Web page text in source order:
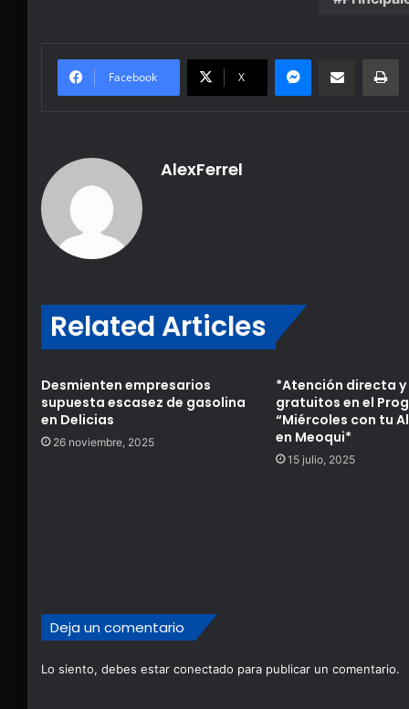
Facebook X
Messenger
Share via Email
AlexFerrel
Related Articles
Desmienten empresarios
supuesta escasez de gasolina
en Delicias
26 noviembre, 2025
*Atención directa
gratuitos en el
“Miércoles con tu
en Meoqui*
15 julio, 2025
Deja un comentario
Lo siento, debes estar conectado para publicar un comentario.